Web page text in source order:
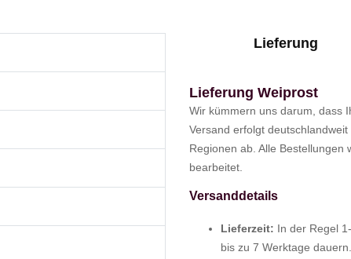
Lieferung
Lieferung Weiprost
Wir kümmern uns darum, dass
Versand erfolgt
Regionen ab. Alle Bestellungen
bearbeitet.
Versanddetails
Lieferzeit: In der Regel
bis zu 7 Werktage dauern.